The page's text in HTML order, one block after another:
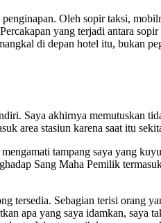
Oleh sopir taksi,
yang terjadi antara
di depan hotel itu, bukan
Saya akhirnya memutuskan
area stasiun karena saat itu
tampang saya yang
Sang Maha Pemilik
tersedia. Sebagian terisi orang
apa yang saya idamkan,